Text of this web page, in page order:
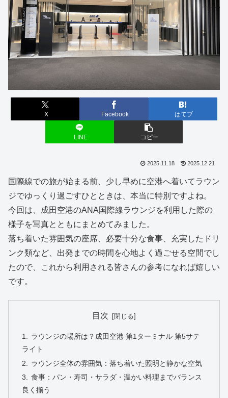
X Facebook はてブ
LINE コピー
2025.11.18 2025.12.21
国際線での旅が始まる前、少し早めに空港へ着いてラウン
ジでゆっくり過ごすひとときは、本当に特別ですよね。
今回は、成田空港のANA国際線ラウンジを利用した際の
様子を写真とともにまとめてみました。
落ち着いた雰囲気の座席、必要十分な食事、充実したドリ
ンク類など、出発までの時間を心地よく過ごせる空間でし
たので、これから利用される皆さんの参考になれば嬉しい
です。
目次
ラウンジの場所は？成田空港 第1ターミナル 第5サテ
ライト
ラウンジ全体の雰囲気：落ち着いた照明と静かな空気
食事：パン・寿司・サラダ・温かい料理までバランス
良く揃う